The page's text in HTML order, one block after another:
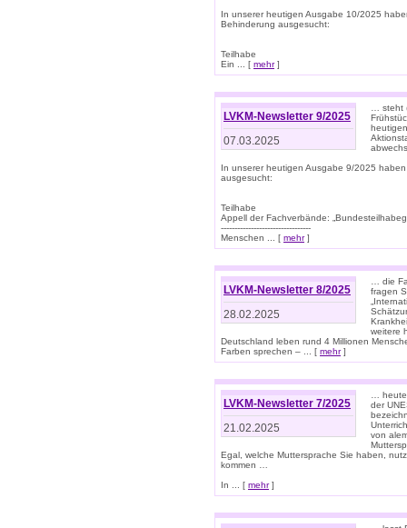
In unserer heutigen Ausgabe 10/2025
Behinderung ausgesucht:
Teilhabe
Ein ... [ mehr]
LVKM-Newsletter 9/2025
07.03.2025
… steht
In unserer heutigen Ausgabe 9/2025
ausgesucht:
Teilhabe
Appell der Fachverbände:
---------------------------------
Menschen ... [ mehr]
LVKM-Newsletter 8/2025
28.02.2025
… die
fragen
weitere
Deutschland leben rund 4 Millionen
Farben sprechen – ... [ mehr]
LVKM-Newsletter 7/2025
21.02.2025
…
der
von
Egal, welche Muttersprache Sie haben,
kommen …
In ... [ mehr]